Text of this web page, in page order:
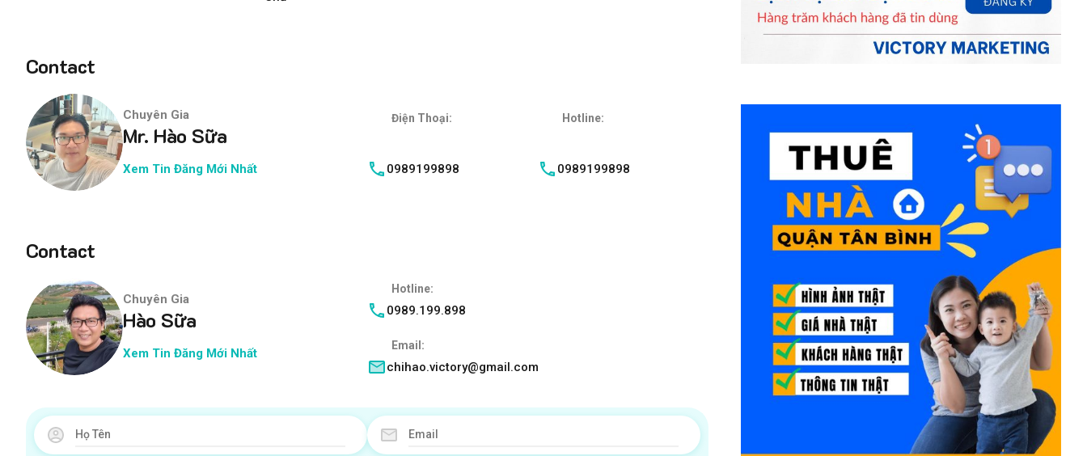
Contact
Chuyên Gia
Mr. Hào Sữa
Xem Tin Đăng Mới Nhất
Điện Thoại:
0989199898
Hotline:
0989199898
Contact
Chuyên Gia
Hào Sữa
Xem Tin Đăng Mới Nhất
Hotline:
0989.199.898
Email:
chihao.victory@gmail.com